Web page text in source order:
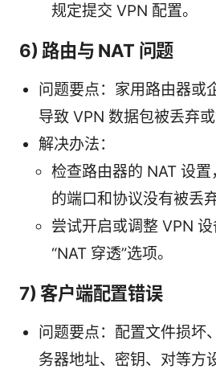
规定提交 VPN 配置。
6) 路由与 NAT 问题
问题要点：家用路由器或
导致 VPN 数据包被丢弃或
解决办法：
检查路由器的 NAT 设
的端口和协议没有被丢弃
尝试开启或调整 VPN 设
“NAT 穿透”选项。
7) 客户端配置错误
问题要点：配置文件损坏
务器地址、密钥、对等方